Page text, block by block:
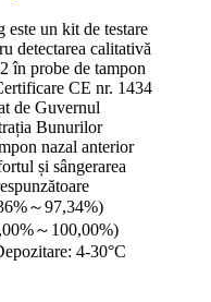
un kit de testare
detectarea calitativă
în probe de tampon
CE nr. 1434
de Guvernul
Bunurilor
nazal anterior
și sângerarea
～97,34%)
～100,00%)
4-30°C